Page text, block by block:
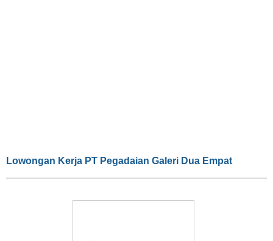
Lowongan Kerja PT Pegadaian Galeri Dua Empat